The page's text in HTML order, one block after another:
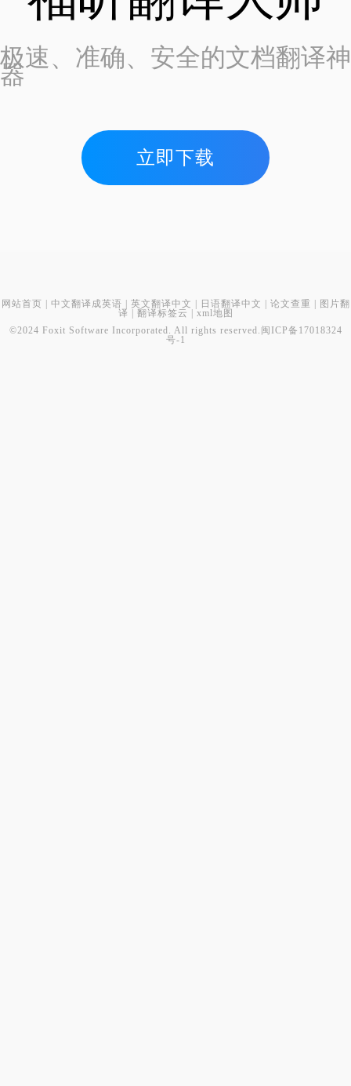
极速、准确、安全的文档翻译神
器
立即下载
网站首页 中文翻译成英语 英文翻译中文 日语翻译中文 论文查重
图片翻
译
翻译标签云
xml地图
©2024 Foxit Software Incorporated. All rights reserved. 闽ICP备17018324
号-1